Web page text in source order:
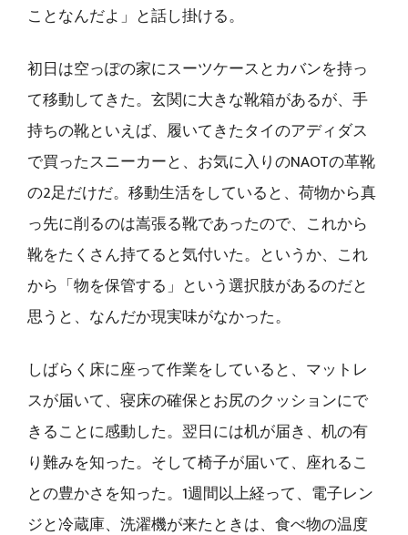
ことなんだよ」と話し掛ける。
初日は空っぽの家にスーツケースとカバンを持っ
て移動してきた。玄関に大きな靴箱があるが、手
持ちの靴といえば、履いてきたタイのアディダス
で買ったスニーカーと、お気に入りのNAOTの革靴
の2足だけだ。移動生活をしていると、荷物から真
っ先に削るのは嵩張る靴であったので、これから
靴をたくさん持てると気付いた。というか、これ
から「物を保管する」という選択肢があるのだと
思うと、なんだか現実味がなかった。
しばらく床に座って作業をしていると、マットレ
スが届いて、寝床の確保とお尻のクッションにで
きることに感動した。翌日には机が届き、机の有
り難みを知った。そして椅子が届いて、座れるこ
との豊かさを知った。1週間以上経って、電子レン
ジと冷蔵庫、洗濯機が来たときは、食べ物の温度